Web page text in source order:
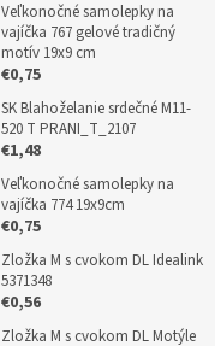
Veľkonočné samolepky na
vajíčka 767 gelové tradičný
motív 19x9 cm
€0,75
SK Blahoželanie srdečné M11-
520 T PRANI_T_2107
€1,48
Veľkonočné samolepky na
vajíčka 774 19x9cm
€0,75
Zložka M s cvokom DL Idealink
5371348
€0,56
Zložka M s cvokom DL Motýle